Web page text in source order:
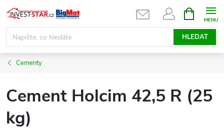
Přejít
na
obsah
HLEDAT
NÁKUPNÍ
KOŠÍK
Cementy
Cement Holcim 42,5 R (25
kg)